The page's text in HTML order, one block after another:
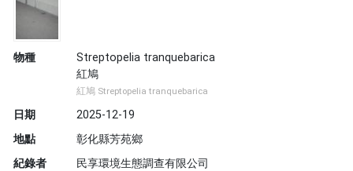
物種
Streptopelia tranquebarica
紅鳩
紅鳩 Streptopelia tranquebarica
日期
2025-12-19
地點
彰化縣芳苑鄉
紀錄者
民享環境生態調查有限公司